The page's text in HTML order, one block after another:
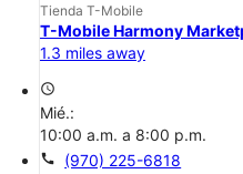
Tienda T-Mobile
T-Mobile Harmony
1.3 miles away
access_time
Mié.:
10:00 a.m. a 8:00 p.m.
call (970) 225-6818